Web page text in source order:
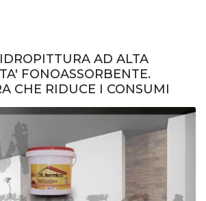
AD ALTA
FONOASSORBENTE.
CHE RIDUCE I CONSUMI